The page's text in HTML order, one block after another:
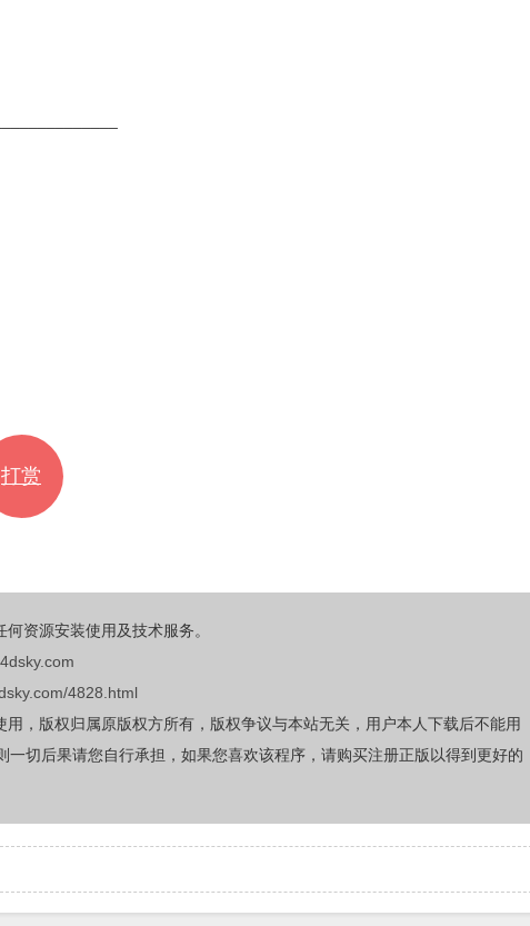
打赏
资源安装使用及技术服务。
4828.html
，版权归属原版权方所有，版权争议与本站无关，用户本人下载后不能用
切后果请您自行承担，如果您喜欢该程序，请购买注册正版以得到更好的